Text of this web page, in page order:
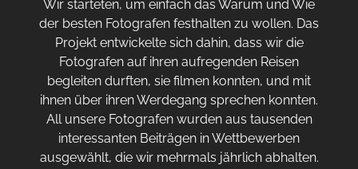
Wir starteten, um einfach das Warum und Wie
der besten Fotografen festhalten zu wollen. Das
Projekt entwickelte sich dahin, dass wir die
Fotografen auf ihren aufregenden Reisen
begleiten durften, sie filmen konnten, und mit
ihnen über ihren Werdegang sprechen konnten.
All unsere Fotografen wurden aus tausenden
interessanten Beiträgen in Wettbewerben
ausgewählt, die wir mehrmals jährlich abhalten.